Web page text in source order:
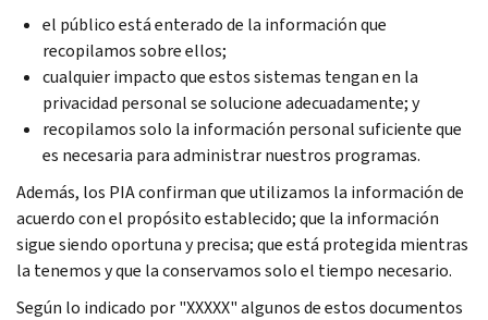
el público está enterado de la información que
recopilamos sobre ellos;
cualquier impacto que estos sistemas tengan en la
privacidad personal se solucione adecuadamente; y
recopilamos solo la información personal suficiente que
es necesaria para administrar nuestros programas.
Además, los PIA confirman que utilizamos la información de
acuerdo con el propósito establecido; que la información
sigue siendo oportuna y precisa; que está protegida mientras
la tenemos y que la conservamos solo el tiempo necesario.
Según lo indicado por "XXXXX" algunos de estos documentos